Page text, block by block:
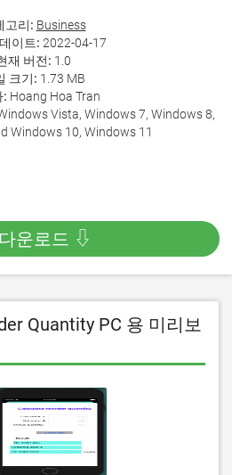
고리: Business
이트: 2022-04-17
재 버전: 1.0
크기: 1.73 MB
: Hoang Hoa Tran
Vista, Windows 7, Windows 8,
Windows 10, Windows 11
운로드 ⇩
Quantity PC 용 미리보